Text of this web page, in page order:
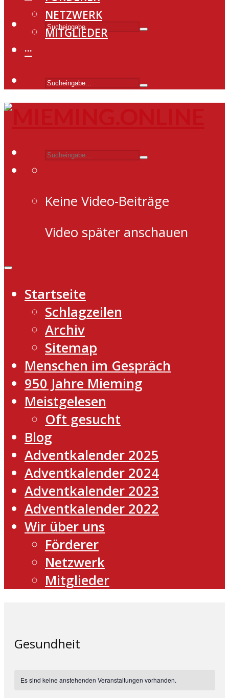
NETZWERK
MITGLIEDER
···
Keine Video-Beiträge
Video später anschauen
Startseite
Schlagzeilen
Archiv
Sitemap
Menschen im Gespräch
950 Jahre Mieming
Meistgelesen
Oft gesucht
Blog
Adventkalender 2025
Adventkalender 2024
Adventkalender 2023
Adventkalender 2022
Wir über uns
Förderer
Netzwerk
Mitglieder
Gesundheit
Es sind keine anstehenden Veranstaltungen vorhanden.